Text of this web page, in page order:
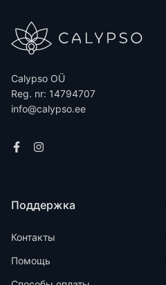
Calypso OÜ
Reg. nr: 14794707
info@calypso.ee
Поддержка
Контакты
Помощь